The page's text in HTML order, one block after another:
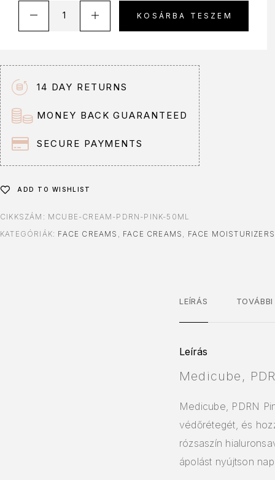
KOSÁRBA TESZEM
r
n
a
t
i
v
:
14 DAY RETURNS
MONEY BACK GUARANTEED
SECURE PAYMENTS
ADD TO WISHLIST
CIKKSZÁM: MCUBE-CREAM-PDRN-PINK-50ML
KATEGÓRIÁK: FACE CREAMS FACE CREAMS FACE MOISTURIZERS
LEÍRÁS
Leírás
Medicube,
Medicube, PDRN
védőrétegét, és
rózsaszín
ápolást nyújtson